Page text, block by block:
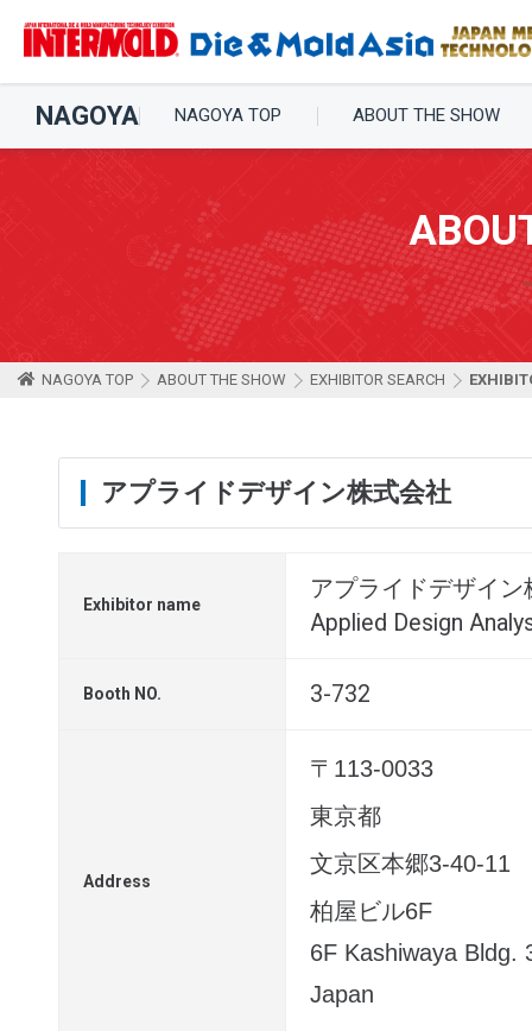
NAGOYA NAGOYA TOP ABOUT THE SHOW
NAGOYA TOP ABOUT THE SHOW EXHIBITOR SEARCH
アプライドデザイン株式会社
Exhibitor name
アプライドデザイン
Applied Design
Booth NO. 3-732
Address
〒113-0033
東京都
文京区本郷3-40-11
柏屋ビル6F
6F Kashiwaya
Japan